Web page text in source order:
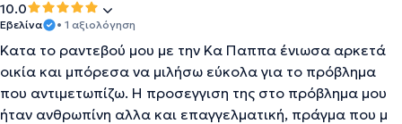
10.0
Εβελίνα • 1 αξιολόγηση
Κατα το ραντεβού μου με την Κα Παππα ένιωσα αρκετά
οικία και μπόρεσα να μιλήσω εύκολα για το πρόβλημα
που αντιμετωπίζω. Η προσεγγιση της στο πρόβλημα μου
ήταν ανθρωπίνη αλλα και επαγγελματική, πράγμα που μ